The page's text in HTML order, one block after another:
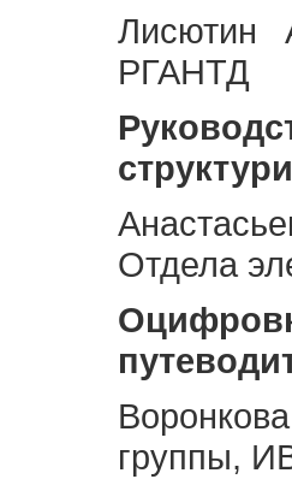
Лисютин
РГАНТД
Отдела
группы,